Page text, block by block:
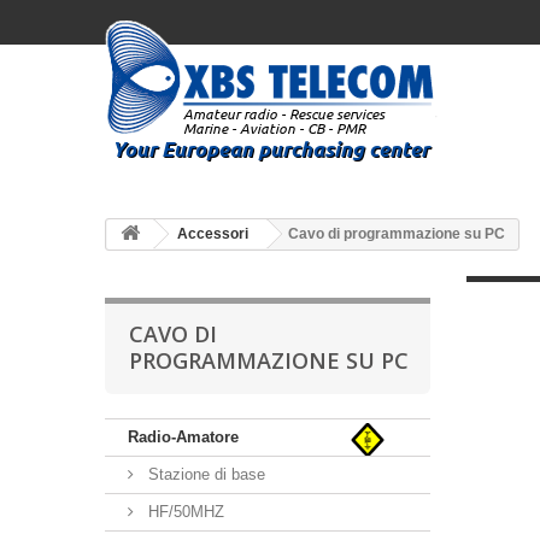
Accessori Cavo di programmazione su PC
CAVO DI
PROGRAMMAZIONE SU PC
Radio-Amatore
Stazione di base
HF/50MHZ